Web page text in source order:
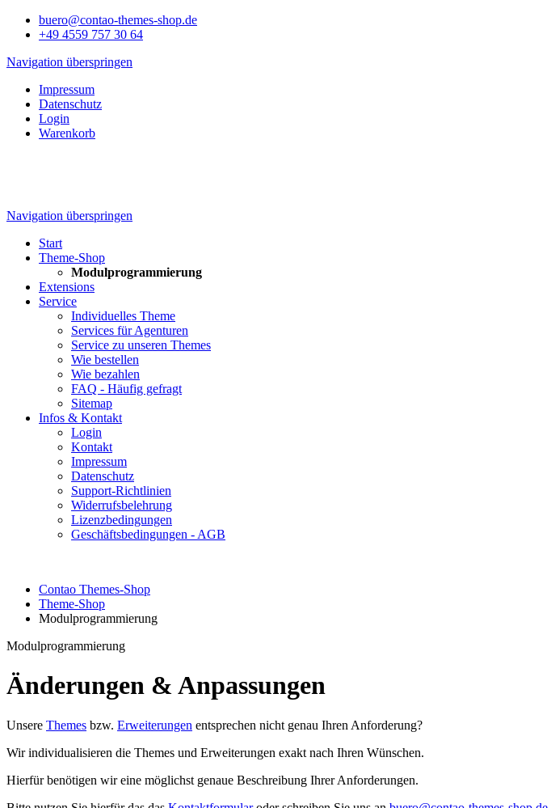
buero@contao-themes-shop.de
+49 4559 757 30 64
Navigation überspringen
Impressum
Datenschutz
Login
Warenkorb
Navigation überspringen
Start
Theme-Shop
Modulprogrammierung
Extensions
Service
Individuelles Theme
Services für Agenturen
Service zu unseren Themes
Wie bestellen
Wie bezahlen
FAQ - Häufig gefragt
Sitemap
Infos & Kontakt
Login
Kontakt
Impressum
Datenschutz
Support-Richtlinien
Widerrufsbelehrung
Lizenzbedingungen
Geschäftsbedingungen - AGB
Contao Themes-Shop
Theme-Shop
Modulprogrammierung
Modulprogrammierung
Änderungen & Anpassungen
Unsere Themes bzw. Erweiterungen entsprechen nicht genau Ihren Anforderung?
Wir individualisieren die Themes und Erweiterungen exakt nach Ihren Wünschen.
Hierfür benötigen wir eine möglichst genaue Beschreibung Ihrer Anforderungen.